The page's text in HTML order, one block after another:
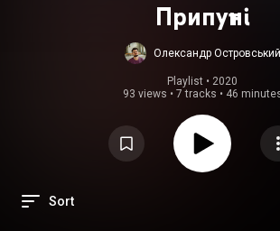
Припутні
Олександр Островський
Playlist • 2020
93 views • 7 tracks • 46
Sort